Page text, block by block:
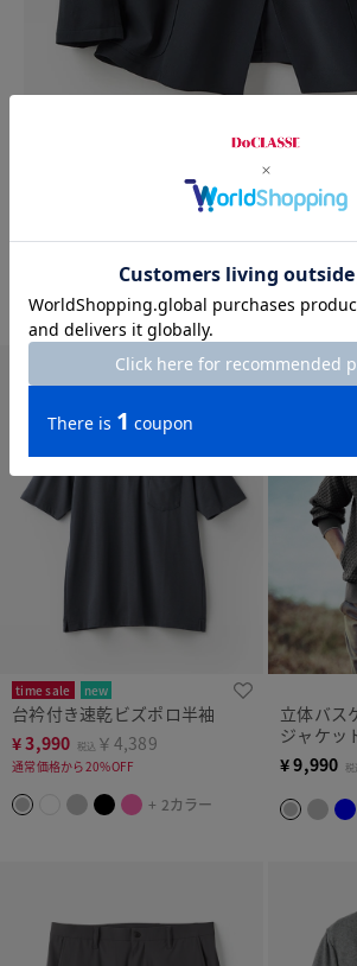
上下セットで5,000円OFF
スーパー高性能アクティブジャケット・ダブ
time sale new
台衿付き速乾ビズポロ半袖
¥3,990 税込 ￥4,389
通常価格から20%OFF
+ 2カラー
立体バス
ジャケッ
¥9,990 税